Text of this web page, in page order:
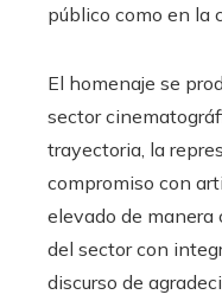
público como en la
El homenaje se
sector
trayectoria, la
compromiso con
elevado de
del sector con
discurso de